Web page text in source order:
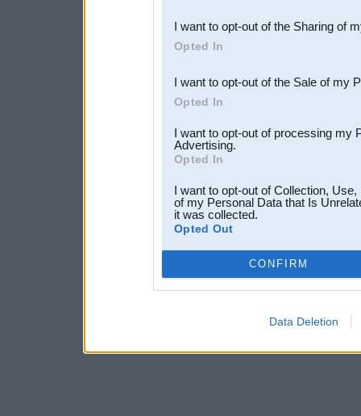
Downstream Participants
third parties.
I want to opt-out of the Sharing of
Opted In
I want to opt-out of the Sale of my
Opted In
I want to opt-out of processing my
Advertising.
Opted In
I want to opt-out of Collection,
of my Personal Data that Is
it was collected.
Opted Out
CONFIRM
Data Deletion